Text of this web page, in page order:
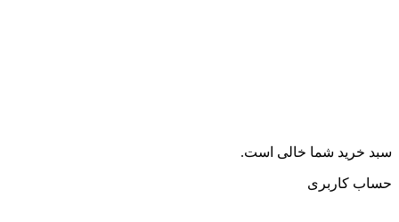
سبد خرید شما خالی است.
حساب کاربری